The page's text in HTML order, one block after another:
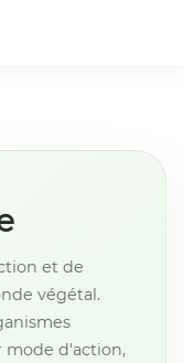
et de
végétal.
mode d'action,